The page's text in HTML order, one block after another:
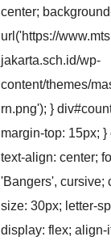
center;
url('https://
jakarta.sch.id/wp-
content/themes/
rn.png'); }
margin-top: 15px;
text-align: center;
'Bangers', cursive;
size: 30px; letter-
display: flex; align-